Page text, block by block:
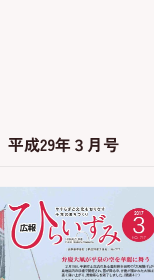
平成29年３月号